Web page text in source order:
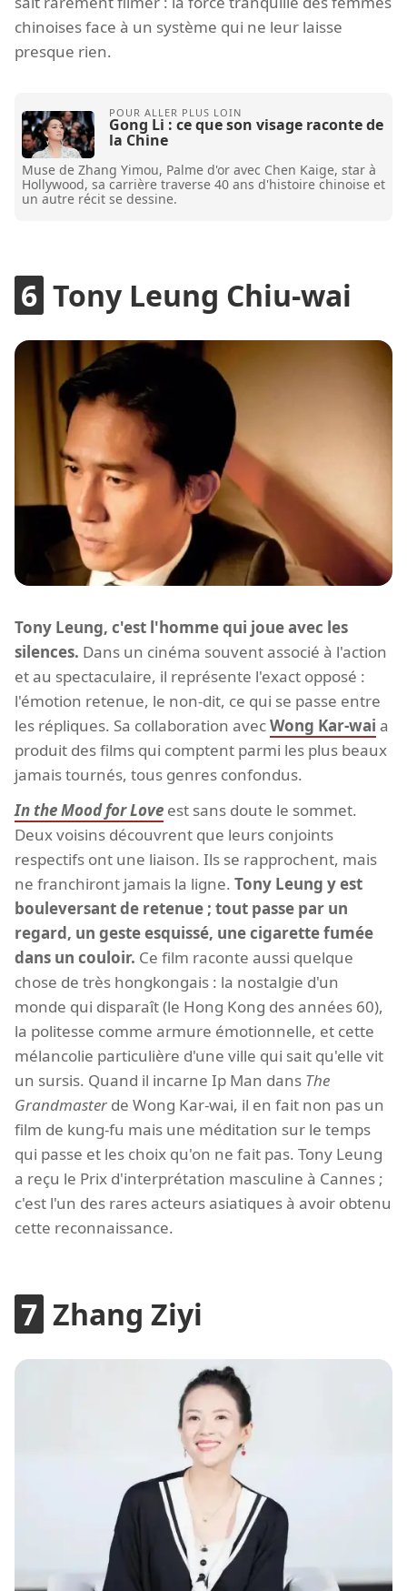
chinoises face à un système qui ne leur laisse
presque rien.
Gong Li : ce que son visage raconte de
la Chine
Muse de Zhang Yimou, Palme d'or avec Chen Kaige, star à
Hollywood, sa carrière traverse 40 ans d'histoire chinoise et
un autre récit se dessine.
Tony Leung Chiu-wai
Tony Leung, c'est l'homme qui joue avec les
silences. Dans un cinéma souvent associé à l'action
et au spectaculaire, il représente l'exact opposé :
l'émotion retenue, le non-dit, ce qui se passe entre
les répliques. Sa collaboration avecWong Kar-wai a
produit des films qui comptent parmi les plus beaux
jamais tournés, tous genres confondus.
In the Mood for Love est sans doute le sommet.
Deux voisins découvrent que leurs conjoints
respectifs ont une liaison. Ils se rapprochent, mais
ne franchiront jamais la ligne. Tony Leung y est
bouleversant de retenue ; tout passe par un
regard, un geste esquissé, une cigarette fumée
dans un couloir. Ce film raconte aussi quelque
chose de très hongkongais : la nostalgie d'un
monde qui disparaît (le Hong Kong des années 60),
la politesse comme armure émotionnelle, et cette
mélancolie particulière d'une ville qui sait qu'elle vit
un sursis. Quand il incarne Ip Man dans The
Grandmasterde Wong Kar-wai, il en fait non pas un
film de kung-fu mais une méditation sur le temps
qui passe et les choix qu'on ne fait pas. Tony Leung
a reçu le Prix d'interprétation masculine à Cannes ;
c'est l'un des rares acteurs asiatiques à avoir obtenu
cette reconnaissance.
Zhang Ziyi